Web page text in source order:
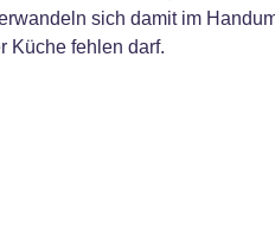
sich damit im
Küche fehlen darf.